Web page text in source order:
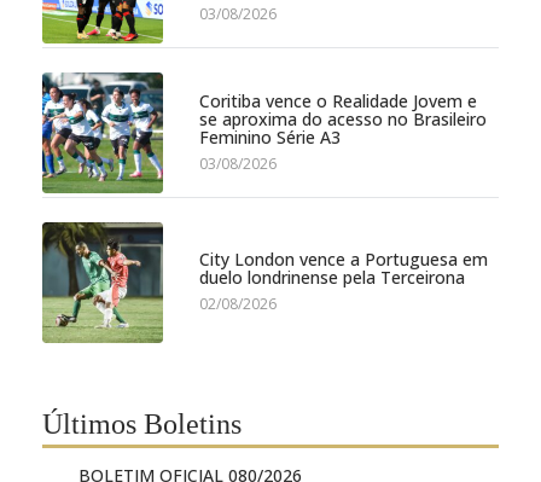
03/08/2026
Coritiba vence o Realidade Jovem e
se aproxima do acesso no Brasileiro
Feminino Série A3
03/08/2026
City London vence a Portuguesa em
duelo londrinense pela Terceirona
02/08/2026
Últimos Boletins
BOLETIM OFICIAL 080/2026